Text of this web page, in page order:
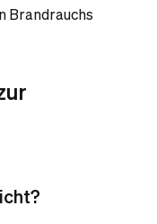
Brandrauchs